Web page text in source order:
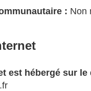
: Non
est hébergé sur le